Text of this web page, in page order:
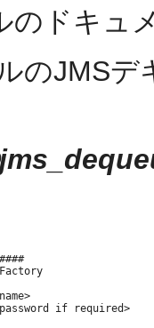
のドキュ
のJMS